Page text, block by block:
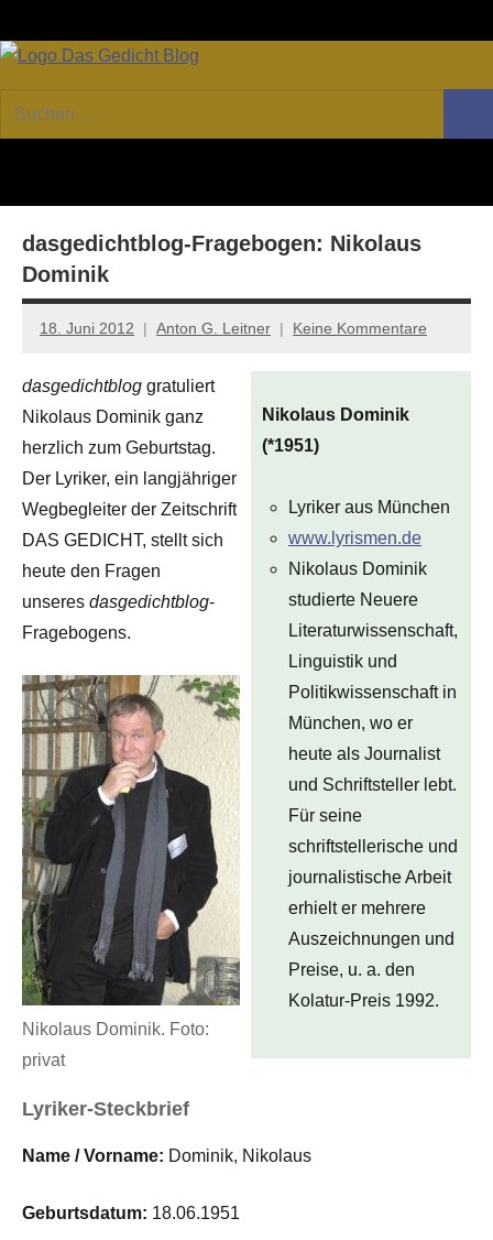
Inhalt
GEDICHT
Forum
von
Lyrik,
Essay
Suchen
nach:
dasgedichtblog-Fragebogen: Nikolaus
Dominik
18. Juni 2012 Anton G. Leitner Keine Kommentare
Nikolaus Dominik
(*1951)
Lyriker aus München
www.lyrismen.de
Nikolaus Dominik
studierte Neuere
Literaturwissenschaft,
Linguistik und
Politikwissenschaft in
München, wo er
heute als Journalist
und Schriftsteller lebt.
Für seine
schriftstellerische und
journalistische Arbeit
erhielt er mehrere
Auszeichnungen und
Preise, u. a. den
Kolatur-Preis 1992.
dasgedichtblog gratuliert
Nikolaus Dominik ganz
herzlich zum Geburtstag.
Der Lyriker, ein langjähriger
Wegbegleiter der Zeitschrift
DAS GEDICHT, stellt sich
heute den Fragen
unseres dasgedichtblog-
Fragebogens.
Nikolaus Dominik. Foto:
privat
Lyriker-Steckbrief
Name / Vorname: Dominik, Nikolaus
Geburtsdatum: 18.06.1951